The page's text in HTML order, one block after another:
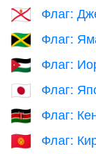
🇯🇪 Флаг:
🇯🇲 Флаг:
🇯🇴 Флаг:
🇯🇵 Флаг:
🇰🇪 Флаг:
🇰🇬 Флаг: